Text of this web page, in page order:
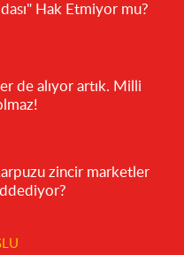
Hak Etmiyor mu?
de alıyor artık. Milli
zincir marketler